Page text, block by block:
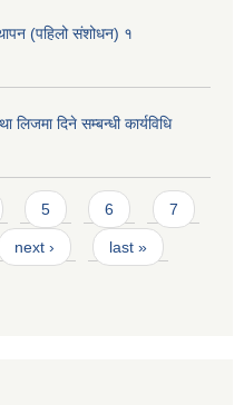
(पहिलो संशोधन) १
दिने सम्बन्धी कार्यविधि
5 6 7
next › last »